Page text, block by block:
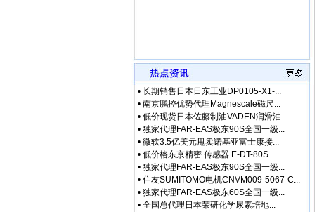
• 长期销售日本日东工业DP0105-X1-...
• 南京鹏控优势代理Magnescale磁尺...
• 低价现货日本佐藤制油VADEN润滑油...
• 独家代理FAR-EAS极东90S全国一级...
• 微软3.5亿美元甩卖诺基亚富士康接...
• 低价格东京精密 传感器 E-DT-80S...
• 独家代理FAR-EAS极东90S全国一级...
• 住友SUMITOMO电机CNVM009-5067-C...
• 独家代理FAR-EAS极东60S全国一级...
• 全国总代理日本荣研化学尿素培地...